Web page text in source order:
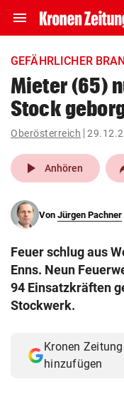
menu Navigation
ein-/ausklappen
account_circle Anmelden
pin_drop
Wien
search
eingeben
Muthgasse 2, 1190
GEFÄHRLICHER
Mieter (65)
Stock
Oberösterreich
play_arrow Anhören
Von Jürgen Pachner
Feuer schlug aus
Enns. Neun
94 Einsatzkräften
Stockwerk.
Kronen
hinzufügen